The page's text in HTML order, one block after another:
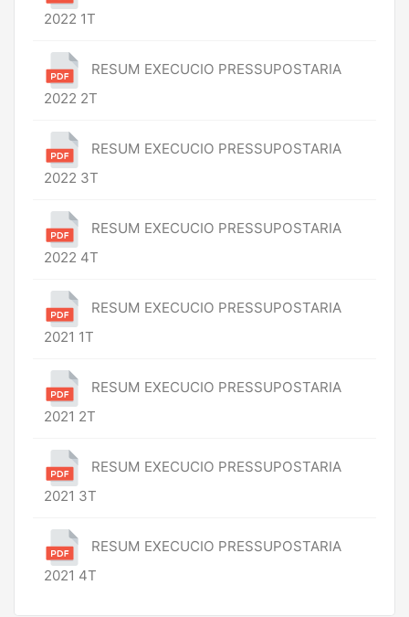
2022 1T
RESUM EXECUCIO PRESSUPOSTARIA
2022 2T
RESUM EXECUCIO PRESSUPOSTARIA
2022 3T
RESUM EXECUCIO PRESSUPOSTARIA
2022 4T
RESUM EXECUCIO PRESSUPOSTARIA
2021 1T
RESUM EXECUCIO PRESSUPOSTARIA
2021 2T
RESUM EXECUCIO PRESSUPOSTARIA
2021 3T
RESUM EXECUCIO PRESSUPOSTARIA
2021 4T